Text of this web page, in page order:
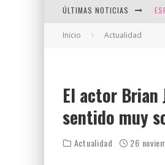
ÚLTIMAS NOTICIAS
Inicio Actualidad
El actor Brian
sentido muy
Actualidad 26